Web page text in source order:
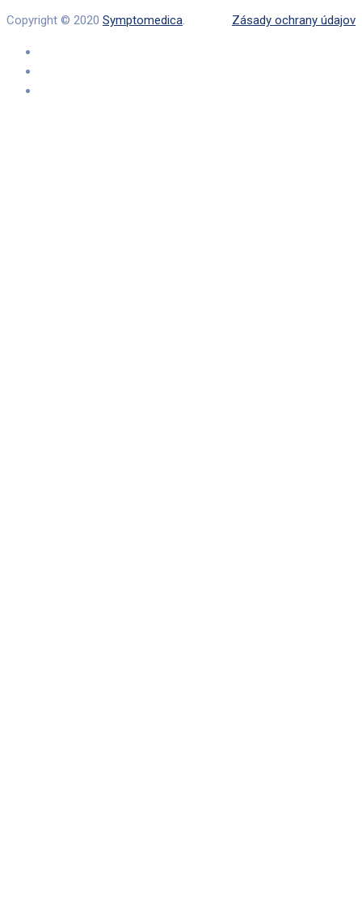
Copyright © 2020 Symptomedica. Zásady ochrany údajov